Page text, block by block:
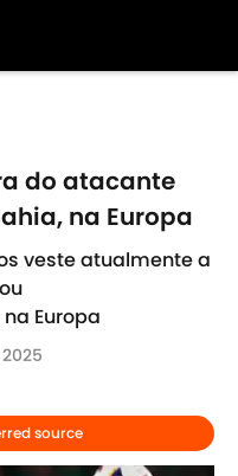
do atacante
na Europa
veste atualmente a
Europa
source